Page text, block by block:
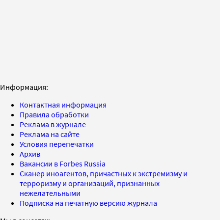
Информация:
Контактная информация
Правила обработки
Реклама в журнале
Реклама на сайте
Условия перепечатки
Архив
Вакансии в Forbes Russia
Сканер иноагентов, причастных к экстремизму и
терроризму и организаций, признанных
нежелательными
Подписка на печатную версию журнала